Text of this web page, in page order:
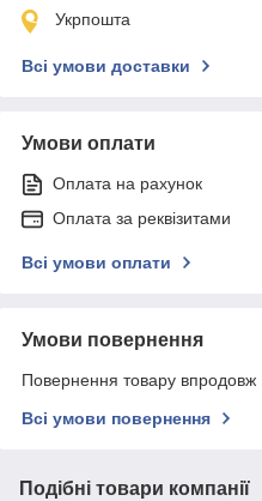
Укрпошта
Всі умови доставки
Умови оплати
Оплата на рахунок
Оплата за реквізитами
Всі умови оплати
Умови повернення
Повернення товару впродовж
Всі умови повернення
Подібні товари компанії